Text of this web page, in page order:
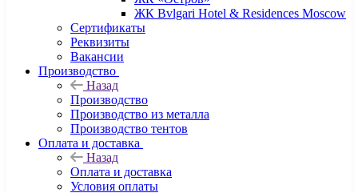
ЖК Bvlgari Hotel & Residences Moscow
Сертификаты
Реквизиты
Вакансии
Производство
Назад
Производство
Производство из металла
Производство тентов
Оплата и доставка
Назад
Оплата и доставка
Условия оплаты